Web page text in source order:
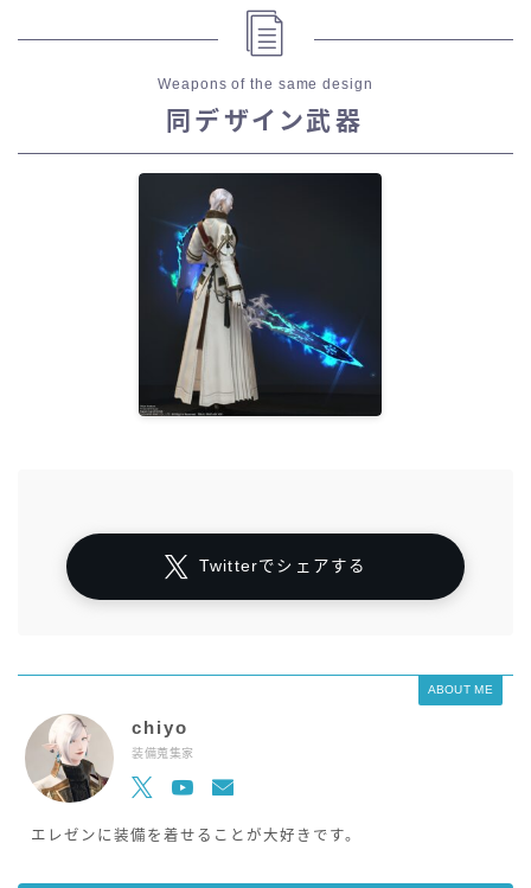
Weapons of the same design
同デザイン武器
Twitterでシェアする
ABOUT ME
chiyo
装備蒐集家
エレゼンに装備を着せることが大好きです。